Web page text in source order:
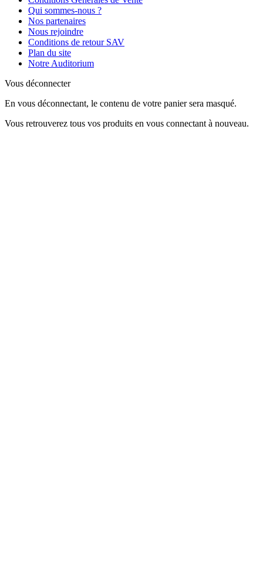
Qui sommes-nous ?
Nos partenaires
Nous rejoindre
Conditions de retour SAV
Plan du site
Notre Auditorium
Vous déconnecter
En vous déconnectant, le contenu de votre panier sera masqué.
Vous retrouverez tous vos produits en vous connectant à nouveau.